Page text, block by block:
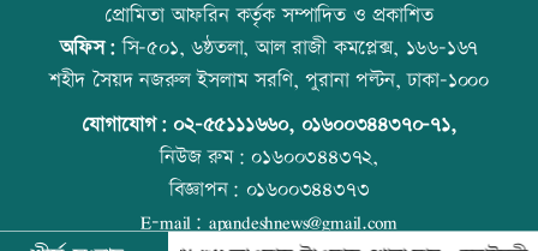
দিল্লিতে শেখ হাসিনার বক্তব্যে ভারতের সমর্থন
নেই: রণধীর জয়সওয়াল
দেশে ফিরলেন আরও ৩৪০ লিবিয়া প্রবাসী
প্রতিমন্ত্রীকে ঘিরে ভাইরাল ভিডিওতে ছবি
জুড়ে অপপ্রচার: এলিন
কোরআন-হাদিসে নামাজ না পড়ার শাস্তি
প্রোমিতা আফরিন কর্তৃক সম্পাদিত ও প্রকাশিত
অফিস:সি-৫০১, ৬ষ্ঠতলা, আল রাজী কমপ্লেক্স, ১৬৬-১৬৭
শহীদ সৈয়দ নজরুল ইসলাম সরণি, পুরানা পল্টন, ঢাকা-১০০০
যোগাযোগ: ০২-৫৫১১১৬৬০, ০১৬০০৩৪৪৩৭০-৭১,
নিউজ রুম:০১৬০০৩৪৪৩৭২,
বিজ্ঞাপন: ০১৬০০৩৪৪৩৭৩
E-mail: apandeshnews@gmail.com